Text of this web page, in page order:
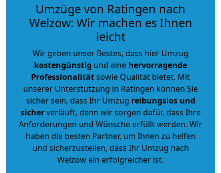
Umzüge von Ratingen nach
Welzow: Wir machen es Ihnen
leicht
Wir geben unser Bestes, dass hier Umzug
kostengünstig und eine hervorragende
Professionalitätsowie Qualität bietet. Mit
unserer Unterstützung in Ratingen können Sie
sicher sein, dass Ihr Umzug reibungslos und
sicherverläuft, denn wir sorgen dafür, dass Ihre
Anforderungen und Wünsche erfüllt werden. Wir
haben die besten Partner, um Ihnen zu helfen
und sicherzustellen, dass Ihr Umzug nach
Welzow ein erfolgreicher ist.